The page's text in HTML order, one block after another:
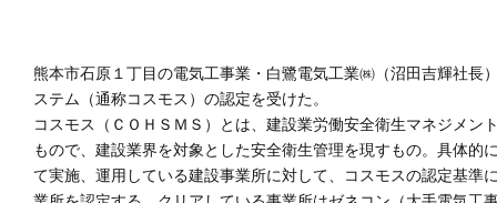
熊本市石原１丁目の電気工事業・白鷺電気工業㈱（沼田吉輝社
ステム（通称コスモス）の認定を受けた。
コスモス（ＣＯＨＳＭＳ）とは、建設業労働安全衛生マネジ
もので、建設業界を対象とした安全衛生管理を現すもの。具体
て実施、運用している建設事業所に対して、コスモスの認定基